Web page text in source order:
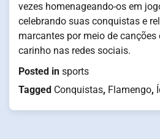
vezes homenageando-os em
celebrando suas conquistas e
marcantes por meio de
carinho nas redes sociais.
Posted in sports
Tagged Conquistas, Flamengo,